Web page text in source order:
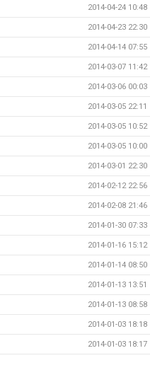
2014-04-24 10:48
2014-04-23 22:30
2014-04-14 07:55
2014-03-07 11:42
2014-03-06 00:03
2014-03-05 22:11
2014-03-05 10:52
2014-03-05 10:00
2014-03-01 22:30
2014-02-12 22:56
2014-02-08 21:46
2014-01-30 07:33
2014-01-16 15:12
2014-01-14 08:50
2014-01-13 13:51
2014-01-13 08:58
2014-01-03 18:18
2014-01-03 18:17